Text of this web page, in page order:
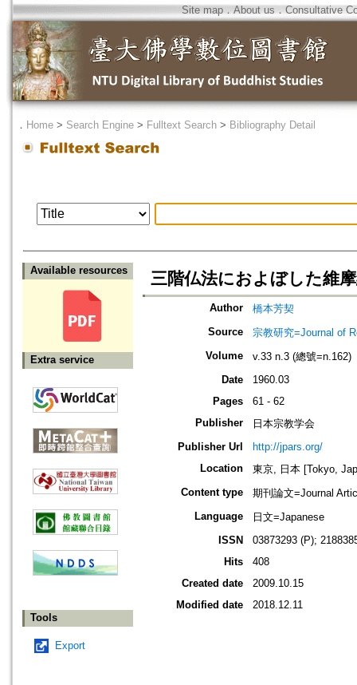
Site map．About us ． Consultative
． Home > Search Engine > Fulltext Search > Bibliography Detail
Available resources
Extra service
Tools
Export
三階仏法におよぼした維
Author
橋本芳契
Source
宗教研究=Journal of
Volume
v.33 n.3 (總號=n.162)
Date
1960.03
Pages
61 - 62
Publisher
日本宗教学会
Publisher Url
http://jpars.org/
Location
東京, 日本 [Tokyo,
Content type
期刊論文=Journal
Language
日文=Japanese
ISSN
03873293 (P);
Hits
408
Created date
2009.10.15
Modified date
2018.12.11